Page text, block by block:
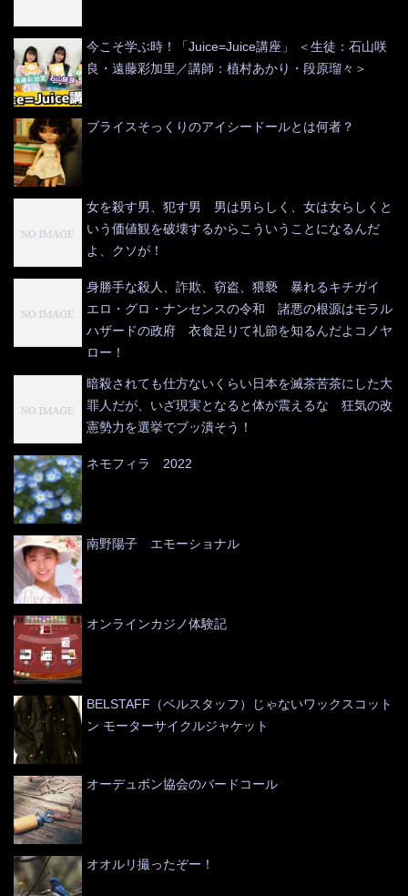
今こそ学ぶ時！「Juice=Juice講座」 ＜生徒：石山咲
良・遠藤彩加里／講師：植村あかり・段原瑠々＞
ブライスそっくりのアイシードールとは何者？
女を殺す男、犯す男 男は男らしく、女は女らしくと
いう価値観を破壊するからこういうことになるんだ
よ、クソが！
身勝手な殺人、詐欺、窃盗、猥褻 暴れるキチガイ
エロ・グロ・ナンセンスの令和 諸悪の根源はモラル
ハザードの政府 衣食足りて礼節を知るんだよコノヤ
ロー！
暗殺されても仕方ないくらい日本を滅茶苦茶にした大
罪人だが、いざ現実となると体が震えるな 狂気の改
憲勢力を選挙でブッ潰そう！
ネモフィラ 2022
南野陽子 エモーショナル
オンラインカジノ体験記
BELSTAFF（ベルスタッフ）じゃないワックスコット
ン モーターサイクルジャケット
オーデュボン協会のバードコール
オオルリ撮ったぞー！